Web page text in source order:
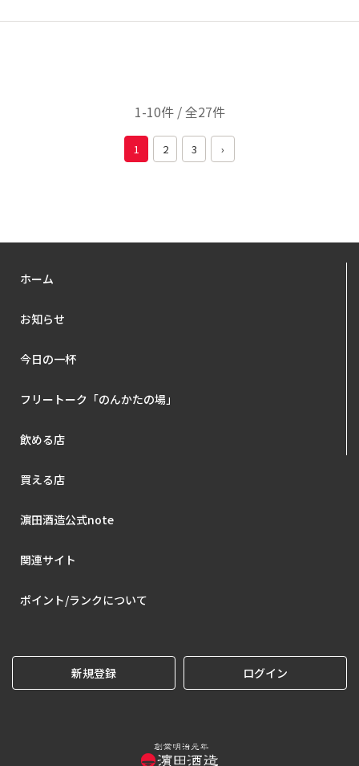
1-10件 / 全27件
1 2 3 ›
ホーム
お知らせ
今日の一杯
フリートーク「のんかたの場」
飲める店
買える店
濵田酒造公式note
関連サイト
ポイント/ランクについて
新規登録 ログイン